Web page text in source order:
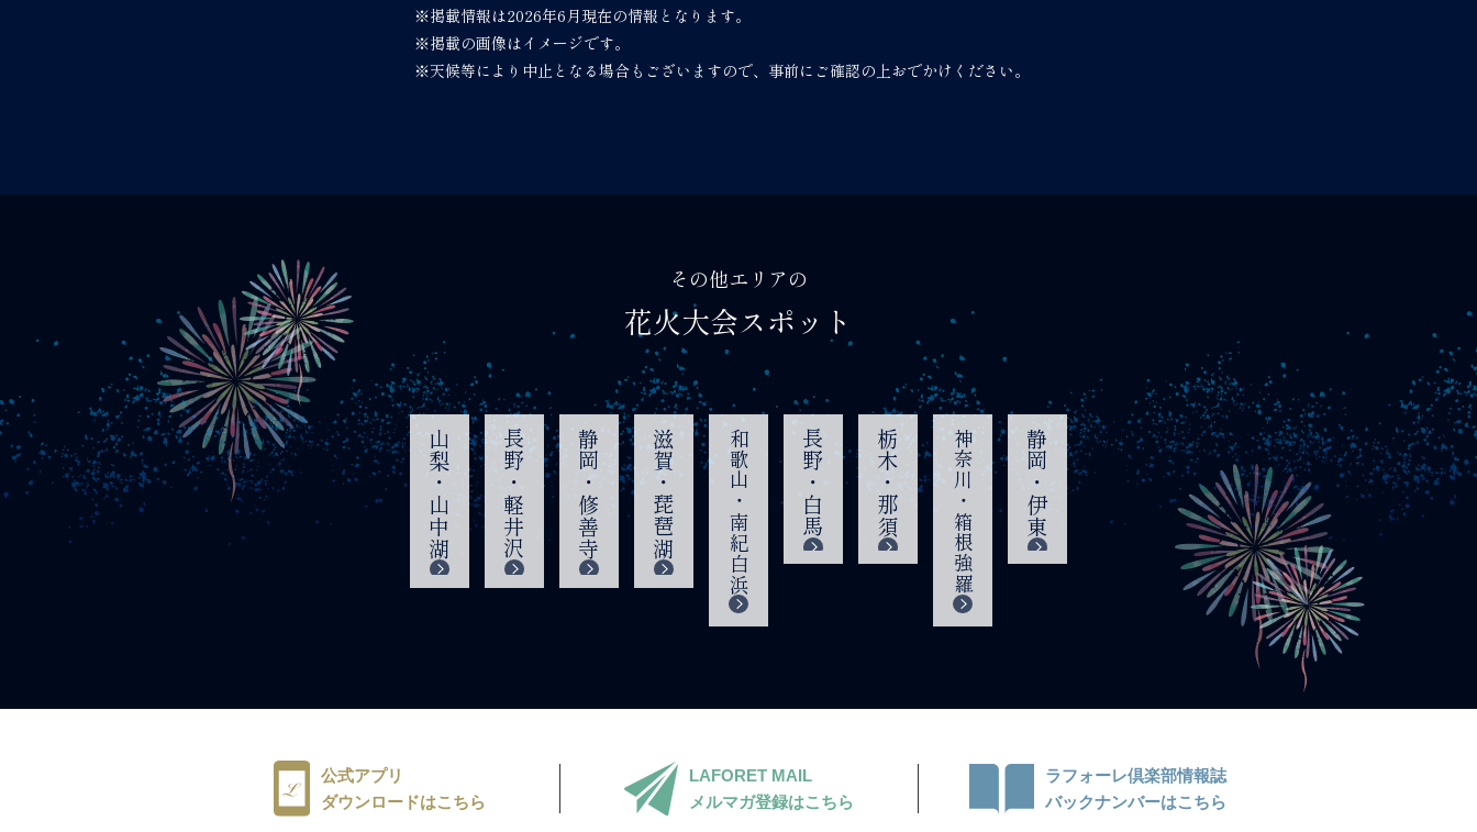
※掲載情報は2026年6月現在の情報となります。
※掲載の画像はイメージです。
※天候等により中止となる場合もございますので、事前にご確認の上おでかけください。
その他エリアの
花火大会スポット
山梨・山中湖 長野・軽井沢 静岡・修善寺 滋賀・琵琶湖 和歌山・南紀白浜 長野・白馬 栃木・那須 神奈川・箱根強羅 静岡・伊東
公式アプリ
ダウンロードはこちら
LAFORET MAIL
メルマガ登録はこちら
ラフォーレ倶楽部情報誌
バックナンバーはこちら